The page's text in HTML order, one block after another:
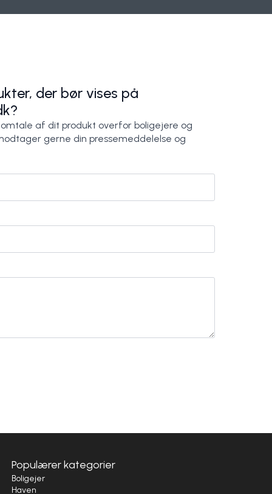
der bør vises på
af dit produkt overfor boligejere og
gerne din pressemeddelelse og
Populærer kategorier
Boligejer
Haven